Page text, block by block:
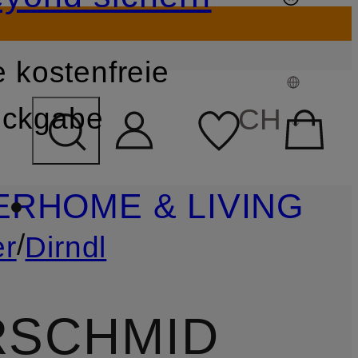
ÜBERSPRINGEN
kostenfreie
CH
HOME & LIVING
/Dirndl